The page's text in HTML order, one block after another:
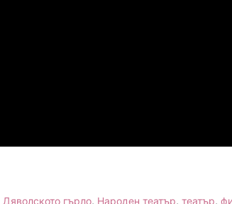
Дяволското гърло, Народен театър, театър,